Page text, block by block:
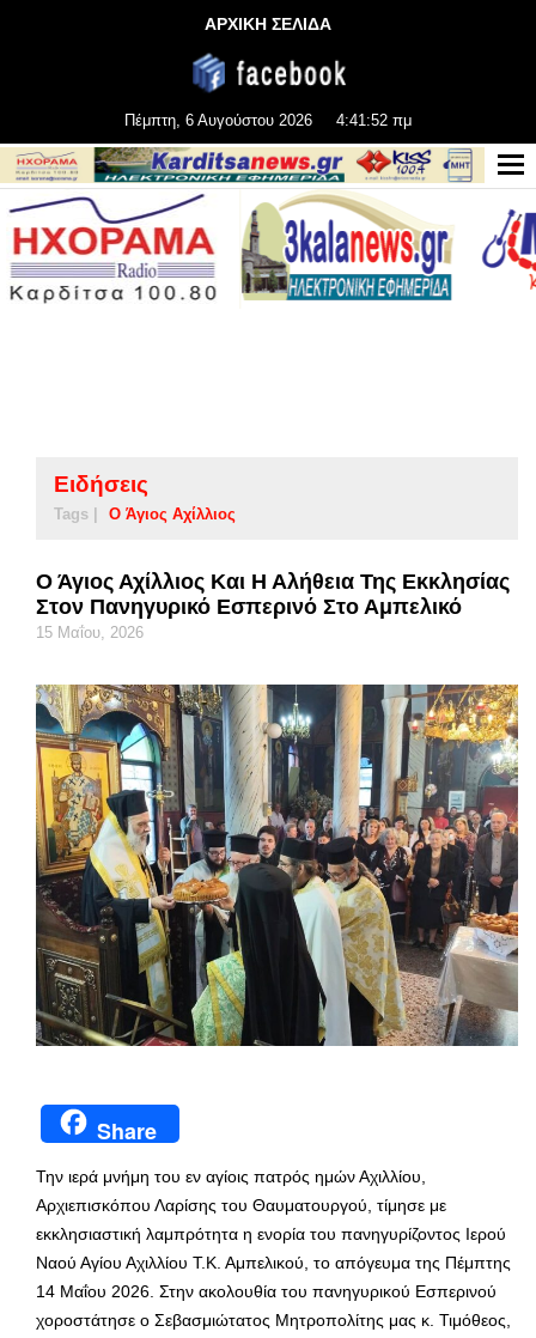
ΑΡΧΙΚΗ ΣΕΛΙΔΑ
Πέμπτη, 6 Αυγούστου 2026 4:41:53 πμ
Ειδήσεις
Tags | Ο Άγιος Αχίλλιος
Ο Άγιος Αχίλλιος Και Η Αλήθεια Της Εκκλησίας
Στον Πανηγυρικό Εσπερινό Στο Αμπελικό
15 Μαΐου, 2026
Share
Την ιερά μνήμη του εν αγίοις πατρός ημών Αχιλλίου,
Αρχιεπισκόπου Λαρίσης του Θαυματουργού, τίμησε με
εκκλησιαστική λαμπρότητα η ενορία του πανηγυρίζοντος Ιερού
Ναού Αγίου Αχιλλίου Τ.Κ. Αμπελικού, το απόγευμα της Πέμπτης
14 Μαΐου 2026. Στην ακολουθία του πανηγυρικού Εσπερινού
χοροστάτησε ο Σεβασμιώτατος Μητροπολίτης μας κ. Τιμόθεος,